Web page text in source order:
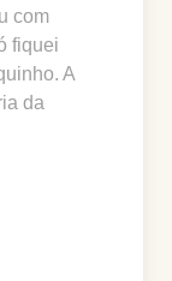
com
fiquei
A
da